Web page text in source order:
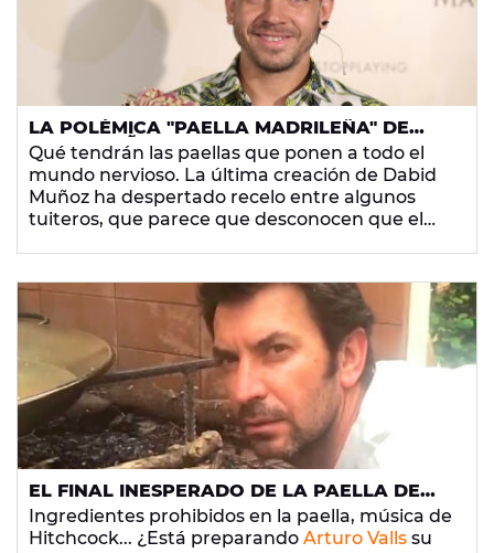
LA POLÉMICA "PAELLA MADRILEÑA" DE
DABIZ MUÑOZ QUE HA PUESTO 'EN PIE DE
GUERRA' A SUS DETRACTORES
Qué tendrán las paellas que ponen a todo el
mundo nervioso. La última creación de Dabid
Muñoz ha despertado recelo entre algunos
tuiteros, que parece que desconocen que el
EL FINAL INESPERADO DE LA PAELLA DE
ARTURO VALLS QUE ARRASA EN LA RED
Ingredientes prohibidos en la paella, música de
Hitchcock... ¿Está preparando Arturo Valls su